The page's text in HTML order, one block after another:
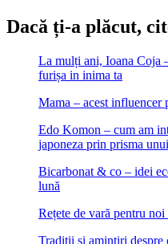
Dacă ți-a plăcut,
La mulți ani, Ioana Coja
furișa in inima ta
Mama – acest influencer
Edo Komon – cum am
japoneza prin prisma
Bicarbonat & co – idei
lună
Rețete de vară pentru
Tradiții și amintiri despre